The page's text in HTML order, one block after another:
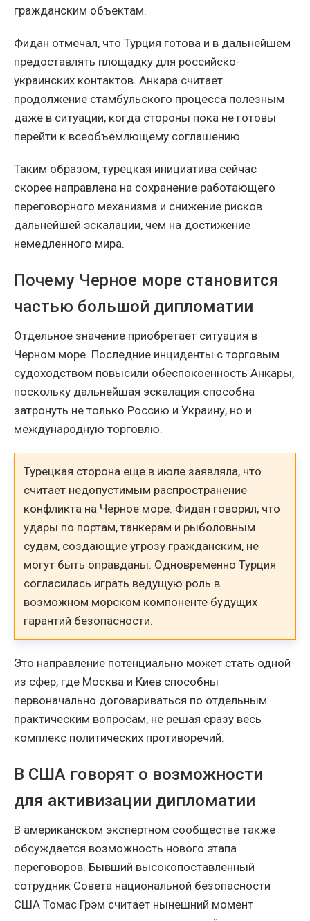
гражданским объектам.
Фидан отмечал, что Турция готова и в дальнейшем
предоставлять площадку для российско-
украинских контактов. Анкара считает
продолжение стамбульского процесса полезным
даже в ситуации, когда стороны пока не готовы
перейти к всеобъемлющему соглашению.
Таким образом, турецкая инициатива сейчас
скорее направлена на сохранение работающего
переговорного механизма и снижение рисков
дальнейшей эскалации, чем на достижение
немедленного мира.
Почему Черное море становится
частью большой дипломатии
Отдельное значение приобретает ситуация в
Черном море. Последние инциденты с торговым
судоходством повысили обеспокоенность Анкары,
поскольку дальнейшая эскалация способна
затронуть не только Россию и Украину, но и
международную торговлю.
Турецкая сторона еще в июле заявляла, что
считает недопустимым распространение
конфликта на Черное море. Фидан говорил, что
удары по портам, танкерам и рыболовным
судам, создающие угрозу гражданским, не
могут быть оправданы. Одновременно Турция
согласилась играть ведущую роль в
возможном морском компоненте будущих
гарантий безопасности.
Это направление потенциально может стать одной
из сфер, где Москва и Киев способны
первоначально договариваться по отдельным
практическим вопросам, не решая сразу весь
комплекс политических противоречий.
В США говорят о возможности
для активизации дипломатии
В американском экспертном сообществе также
обсуждается возможность нового этапа
переговоров. Бывший высокопоставленный
сотрудник Совета национальной безопасности
США Томас Грэм считает нынешний момент